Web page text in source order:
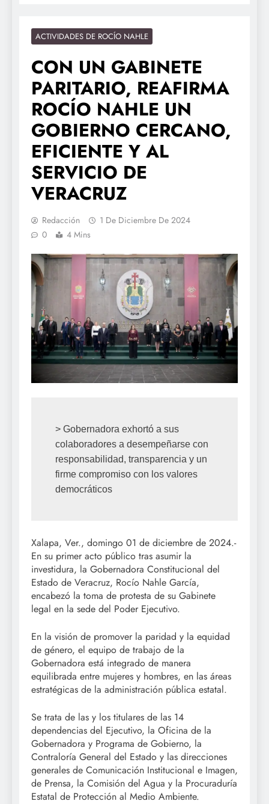
ACTIVIDADES DE ROCÍO NAHLE
CON UN GABINETE
PARITARIO, REAFIRMA
ROCÍO NAHLE UN
GOBIERNO CERCANO,
EFICIENTE Y AL
SERVICIO DE
VERACRUZ
Redacción
1 De Diciembre De 2024
0
4 Mins
> Gobernadora exhortó a sus
colaboradores a desempeñarse con
responsabilidad, transparencia y un
firme compromiso con los valores
democráticos
Xalapa, Ver., domingo 01 de diciembre de 2024.-
En su primer acto público tras asumir la
investidura, la Gobernadora Constitucional del
Estado de Veracruz, Rocío Nahle García,
encabezó la toma de protesta de su Gabinete
legal en la sede del Poder Ejecutivo.
En la visión de promover la paridad y la equidad
de género, el equipo de trabajo de la
Gobernadora está integrado de manera
equilibrada entre mujeres y hombres, en las áreas
estratégicas de la administración pública estatal.
Se trata de las y los titulares de las 14
dependencias del Ejecutivo, la Oficina de la
Gobernadora y Programa de Gobierno, la
Contraloría General del Estado y las direcciones
generales de Comunicación Institucional e Imagen,
de Prensa, la Comisión del Agua y la Procuraduría
Estatal de Protección al Medio Ambiente.